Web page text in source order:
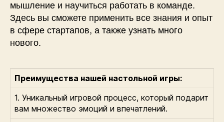
мышление и научиться работать в команде.
Здесь вы сможете применить все знания и опыт
в сфере стартапов, а также узнать много
нового.
Преимущества нашей настольной игры:
1. Уникальный игровой процесс, который подарит
вам множество эмоций и впечатлений.